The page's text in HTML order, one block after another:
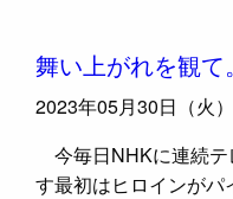
舞い上がれを観て。
2023年05月30日（火）
今毎日NHKに連続テ
す最初はヒロインが